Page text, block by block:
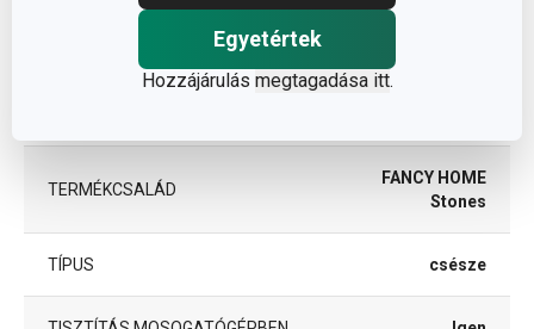
Egyetértek
Hozzájárulás megtagadása itt.
BESOROLÁS
MIKROHULLÁMÚ SÜTŐBE
TERMÉKCSALÁD
FANCY HOME
Stones
TÍPUS csésze